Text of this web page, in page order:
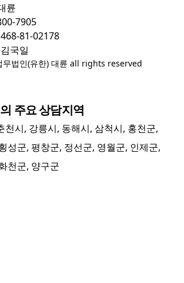
륜
7905
468-81-02178
국일
법인(유한) 대륜 all rights reserved
주요 상담지역
천시, 강릉시, 동해시, 삼척시, 홍천군,
성군, 평창군, 정선군, 영월군, 인제군,
천군, 양구군